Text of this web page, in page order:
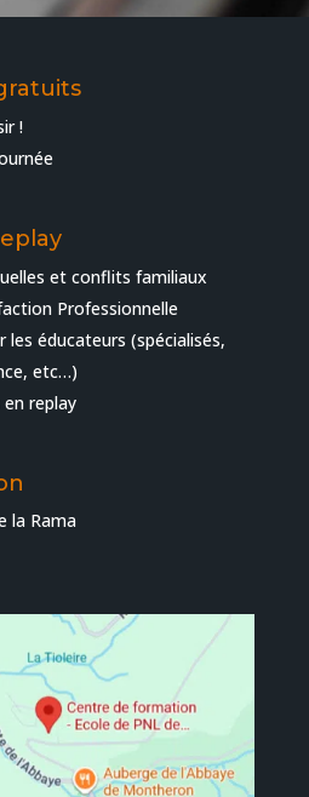
!
et conflits familiaux
Professionnelle
les éducateurs (spécialisés,
etc…)
replay
la Rama